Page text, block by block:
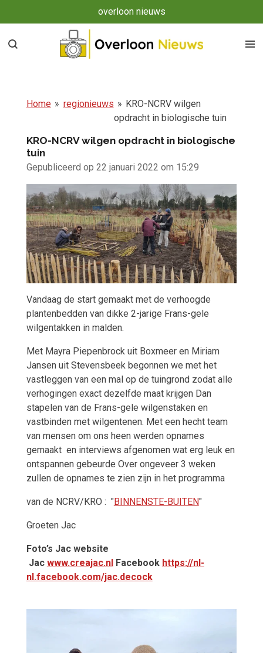
direct
naar
overloon nieuws
Home » regionieuws » KRO-NCRV wilgen
opdracht in biologische tuin
KRO-NCRV wilgen opdracht in biologische
tuin
Gepubliceerd op 22 januari 2022 om 15:29
Vandaag de start gemaakt met de verhoogde
plantenbedden van dikke 2-jarige Frans-gele
wilgentakken in malden.
Met Mayra Piepenbrock uit Boxmeer en Miriam
Jansen uit Stevensbeek begonnen we met het
vastleggen van een mal op de tuingrond zodat alle
verhogingen exact dezelfde maat krijgen Dan
stapelen van de Frans-gele wilgenstaken en
vastbinden met wilgentenen. Met een hecht team
van mensen om ons heen werden opnames
gemaakt en interviews afgenomen wat erg leuk en
ontspannen gebeurde Over ongeveer 3 weken
zullen de opnames te zien zijn in het programma
van de NCRV/KRO : "BINNENSTE-BUITEN"
Groeten Jac
Foto’s Jac website
Jac www.creajac.nlFacebook https://nl-
nl.facebook.com/jac.decock